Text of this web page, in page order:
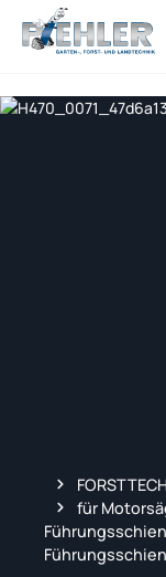
Zum Hauptinhalt
für